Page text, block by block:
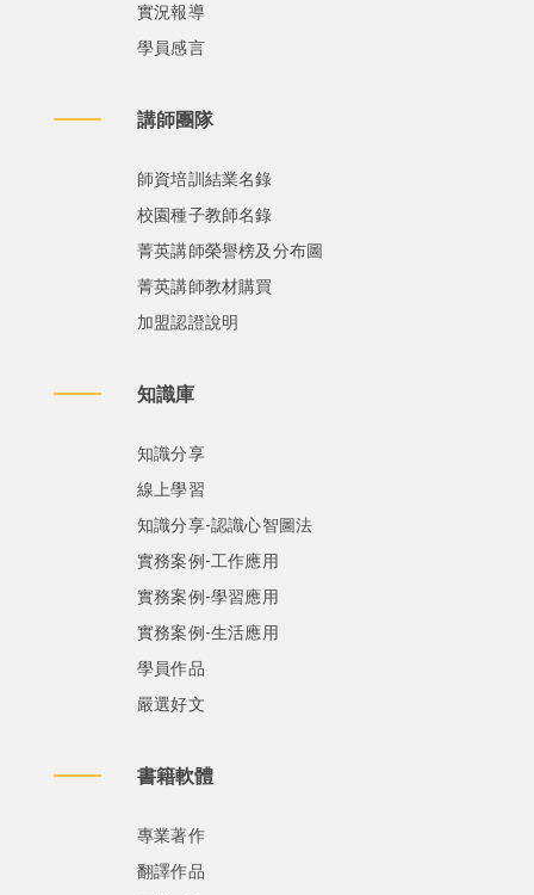
實況報導
學員感言
講師團隊
師資培訓結業名錄
校園種子教師名錄
菁英講師榮譽榜及分布圖
菁英講師教材購買
加盟認證說明
知識庫
知識分享
線上學習
知識分享-認識心智圖法
實務案例-工作應用
實務案例-學習應用
實務案例-生活應用
學員作品
嚴選好文
書籍軟體
專業著作
翻譯作品